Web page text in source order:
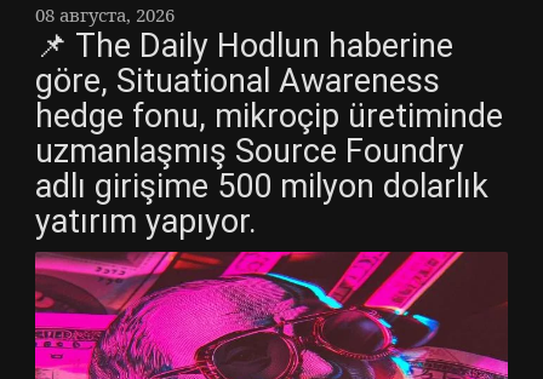
08 августа, 2026
📌 The Daily Hodlun haberine
göre, Situational Awareness
hedge fonu, mikroçip üretiminde
uzmanlaşmış Source Foundry
adlı girişime 500 milyon dolarlık
yatırım yapıyor.